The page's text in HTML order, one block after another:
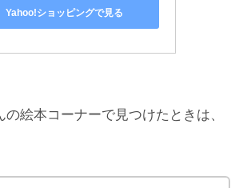
Yahoo!ショッピングで見る
の絵本コーナーで見つけたときは、